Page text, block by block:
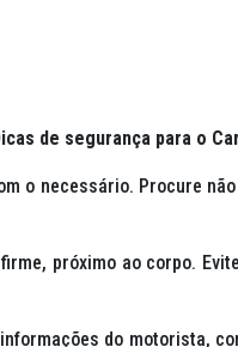
de segurança para o
o necessário. Procure
próximo ao corpo.
do motorista,